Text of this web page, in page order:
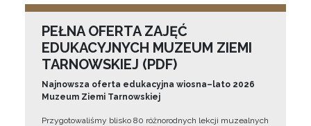
PEŁNA OFERTA ZAJĘĆ
EDUKACYJNYCH MUZEUM ZIEMI
TARNOWSKIEJ (PDF)
Najnowsza oferta edukacyjna wiosna–lato 2026
Muzeum Ziemi Tarnowskiej
Przygotowaliśmy blisko 80 różnorodnych lekcji muzealnych